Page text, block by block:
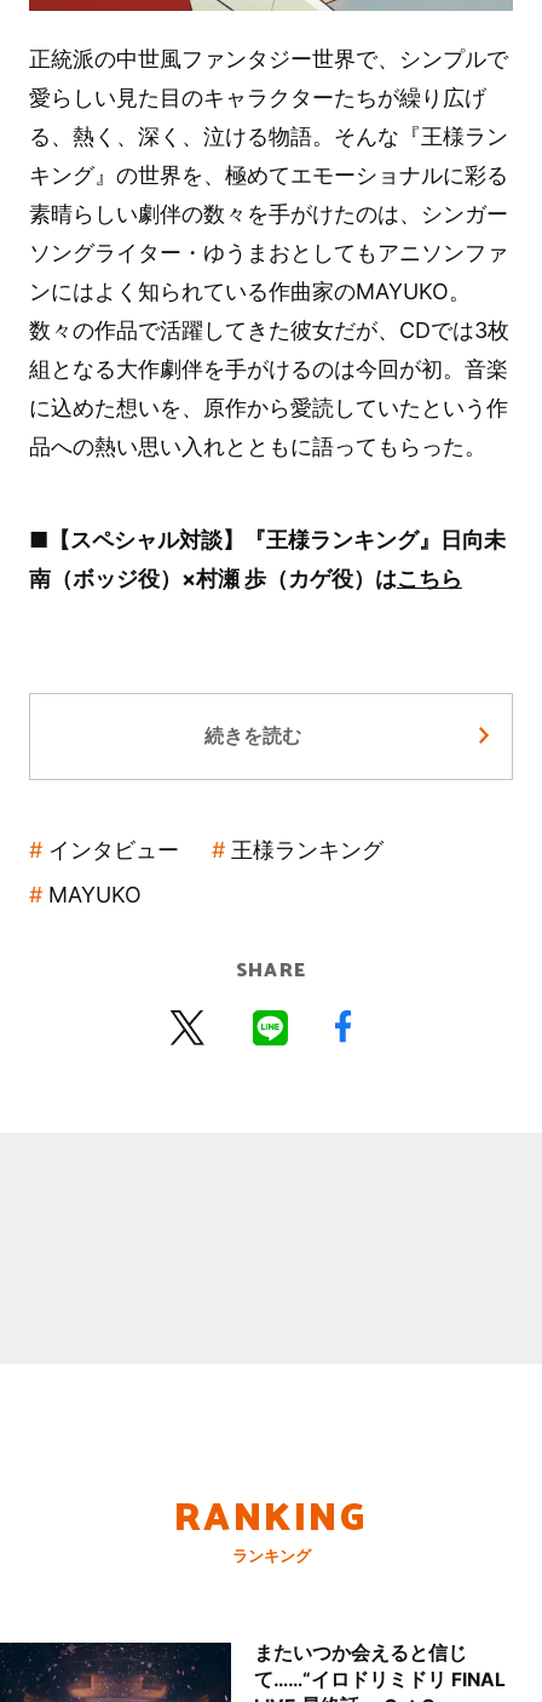
正統派の中世風ファンタジー世界で、シンプルで
愛らしい見た目のキャラクターたちが繰り広げ
る、熱く、深く、泣ける物語。そんな『王様ラン
キング』の世界を、極めてエモーショナルに彩る
素晴らしい劇伴の数々を手がけたのは、シンガー
ソングライター・ゆうまおとしてもアニソンファ
ンにはよく知られている作曲家のMAYUKO。
数々の作品で活躍してきた彼女だが、CDでは3枚
組となる大作劇伴を手がけるのは今回が初。音楽
に込めた想いを、原作から愛読していたという作
品への熱い思い入れとともに語ってもらった。
■【スペシャル対談】『王様ランキング』日向未
南（ボッジ役）×村瀬 歩（カゲ役）はこちら
続きを読む
インタビュー
王様ランキング
MAYUKO
SHARE
RANKING
ランキング
またいつか会えると信じ
て……“イロドリミドリ FINAL